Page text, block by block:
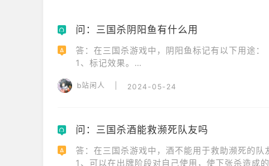
Q 问：三国杀阴阳鱼有什么用
A
答：在三国杀游戏中，阴阳鱼标记有以下用途：
1、标记效果。
3、策略选择：除了摸牌，阴阳鱼标记还能选择
b站闲人 2024-05-24
Q 问：三国杀酒能救濒死队友吗
A
答：在三国杀游戏中，酒不能用于救助濒死的
1、可以在出牌阶段对自己使用，使下张杀造成